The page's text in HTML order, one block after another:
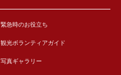
緊急時のお役立ち
観光ボランティアガイド
写真ギャラリー